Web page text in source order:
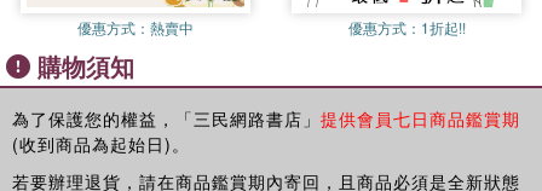
我所謂的關係，並不是想像中的意思。王國維所謂的關係指的
是習慣、限制。他說：「社會上之習慣，殺許多之善人；文學
上之習慣，殺許多之天才。」
張愛玲(1920-1995)
的民國小說：《少帥》，是她生前未發表
的英文作品。這部作品也沒有寫完，只有七章。小說中的男主
角是她看不起的男人。張愛玲活在自己的書寫裡。女主角在故
優惠方式： 熱賣中 優惠方式： 1折起!!
購物須知
為了保護您的權益，「三民網路書店」 提供會員七日商品鑑賞期
(收到商品為起始日)。
若要辦理退貨，請在商品鑑賞期內寄回，且商品必須是全新狀態